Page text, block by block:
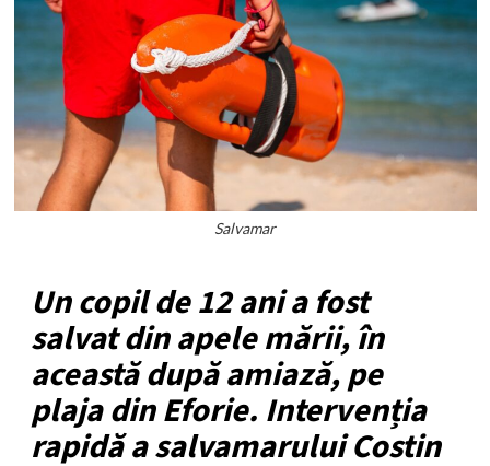
Salvamar
Un copil de 12 ani a fost
salvat din apele mării, în
această după amiază, pe
plaja din Eforie. Intervenția
rapidă a salvamarului Costin